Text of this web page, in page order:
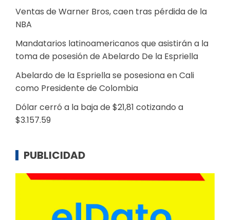
Ventas de Warner Bros, caen tras pérdida de la
NBA
Mandatarios latinoamericanos que asistirán a la
toma de posesión de Abelardo De la Espriella
Abelardo de la Espriella se posesiona en Cali
como Presidente de Colombia
Dólar cerró a la baja de $21,81 cotizando a
$3.157.59
PUBLICIDAD